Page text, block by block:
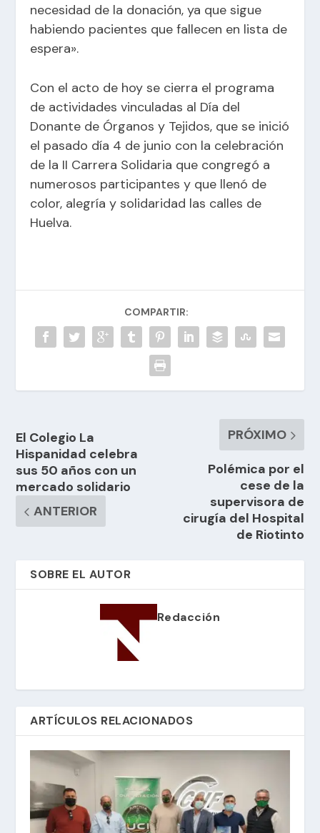
necesidad de la donación, ya que sigue
habiendo pacientes que fallecen en lista de
espera».
Con el acto de hoy se cierra el programa
de actividades vinculadas al Día del
Donante de Órganos y Tejidos, que se inició
el pasado día 4 de junio con la celebración
de la II Carrera Solidaria que congregó a
numerosos participantes y que llenó de
color, alegría y solidaridad las calles de
Huelva.
COMPARTIR:
El Colegio La
Hispanidad celebra
sus 50 años con un
mercado solidario
ANTERIOR
PRÓXIMO
Polémica por el
cese de la
supervisora de
cirugía del Hospital
de Riotinto
SOBRE EL AUTOR
Redacción
ARTÍCULOS RELACIONADOS